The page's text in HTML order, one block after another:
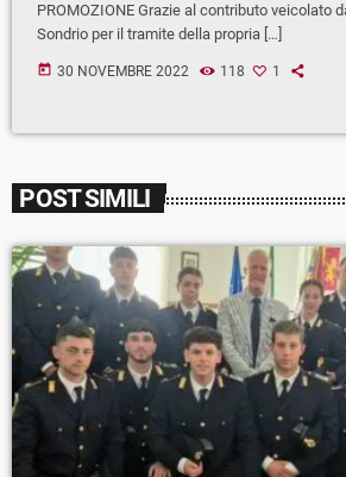
PROMOZIONE Grazie al contributo veicolato
Sondrio per il tramite della propria […]
today 30 NOVEMBRE 2022 118 1
POST SIMILI